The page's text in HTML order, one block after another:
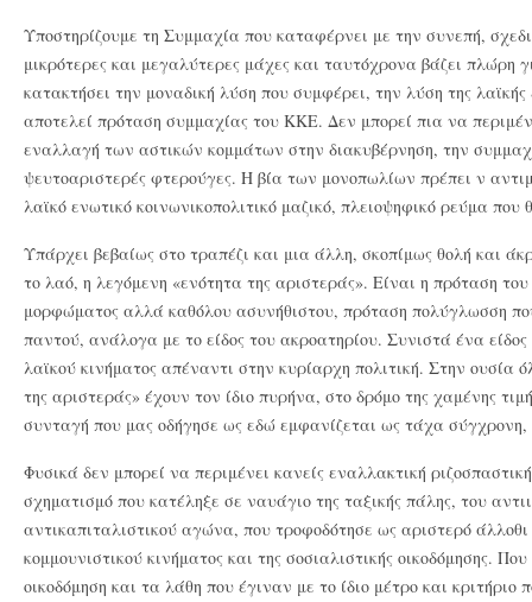
Υποστηρίζουμε τη Συμμαχία που καταφέρνει με την συνεπή,
μικρότερες και μεγαλύτερες μάχες και ταυτόχρονα βάζει πλώρη
κατακτήσει την μοναδική λύση που συμφέρει, την λύση της λαϊκής
αποτελεί πρόταση συμμαχίας του ΚΚΕ. Δεν μπορεί πια να
εναλλαγή των αστικών κομμάτων στην διακυβέρνηση, την
ψευτοαριστερές φτερούγες. Η βία των μονοπωλίων πρέπει ν
λαϊκό ενωτικό κοινωνικοπολιτικό μαζικό, πλειοψηφικό ρεύμα
Υπάρχει βεβαίως στο τραπέζι και μια άλλη, σκοπίμως θολή και
το λαό, η λεγόμενη «ενότητα της αριστεράς». Είναι η πρόταση
μορφώματος αλλά καθόλου ασυνήθιστου, πρόταση πολύγλωσση
παντού, ανάλογα με το είδος του ακροατηρίου. Συνιστά ένα
λαϊκού κινήματος απέναντι στην κυρίαρχη πολιτική. Στην ουσία
της αριστεράς» έχουν τον ίδιο πυρήνα, στο δρόμο της χαμένης
συνταγή που μας οδήγησε ως εδώ εμφανίζεται ως τάχα
Φυσικά δεν μπορεί να περιμένει κανείς εναλλακτική
σχηματισμό που κατέληξε σε ναυάγιο της ταξικής πάλης, του
αντικαπιταλιστικού αγώνα, που τροφοδότησε ως αριστερό
κομμουνιστικού κινήματος και της σοσιαλιστικής οικοδόμησης.
οικοδόμηση και τα λάθη που έγιναν με το ίδιο μέτρο και κριτήριο